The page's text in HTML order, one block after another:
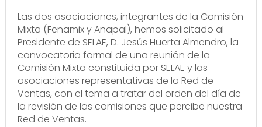
Las dos asociaciones, integrantes de la Comisión
Mixta (Fenamix y Anapal), hemos solicitado al
Presidente de SELAE, D. Jesús Huerta Almendro, la
convocatoria formal de una reunión de la
Comisión Mixta constituida por SELAE y las
asociaciones representativas de la Red de
Ventas, con el tema a tratar del orden del día de
la revisión de las comisiones que percibe nuestra
Red de Ventas.